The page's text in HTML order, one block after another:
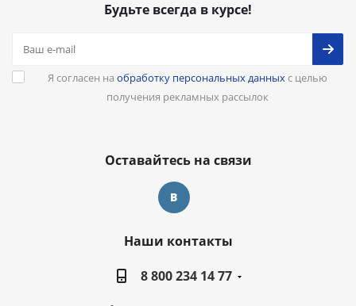
Будьте всегда в курсе!
Я согласен на обработку персональных данныхс целью
получения рекламных рассылок
Оставайтесь на связи
Наши контакты
8 800 234 14 77